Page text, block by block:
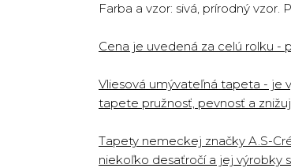
Farba a vzor: sivá, prírodný
Cena je uvedená za celú rolku -
Vliesová umývateľná tapeta - je
tapete pružnosť, pevnosť a
Tapety nemeckej značky A.S-
niekoľko desaťročí a jej výrobky